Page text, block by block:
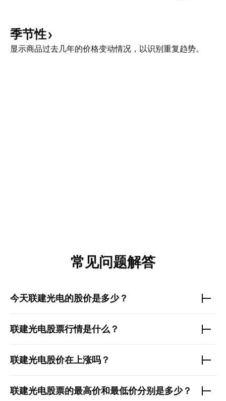
季节性
显示商品过去几年的价格变动情况，以识别重复趋势。
常见问题解答
今天联建光电的股价是多少？
联建光电股票行情是什么？
联建光电股价在上涨吗？
联建光电股票的最高价和最低价分别是多少？